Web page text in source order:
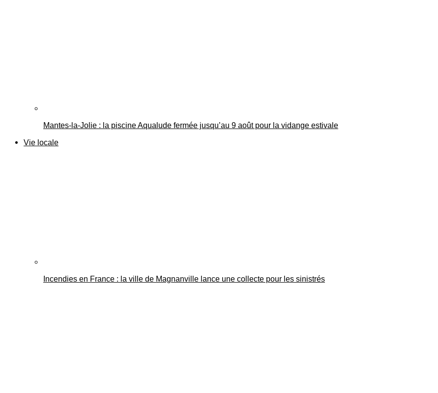
Mantes-la-Jolie : la piscine Aqualude fermée jusqu’au 9 août pour la vidange estivale
Vie locale
Incendies en France : la ville de Magnanville lance une collecte pour les sinistrés